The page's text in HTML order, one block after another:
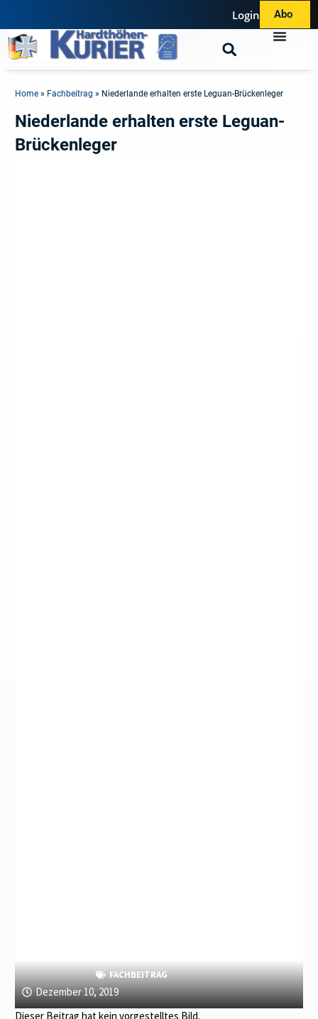
Login Abo
Home » Fachbeitrag » Niederlande erhalten erste Leguan-Brückenleger
Niederlande erhalten erste Leguan-
Brückenleger
FACHBEITRAG
Dezember 10, 2019
Dieser Beitrag hat kein vorgestelltes Bild.